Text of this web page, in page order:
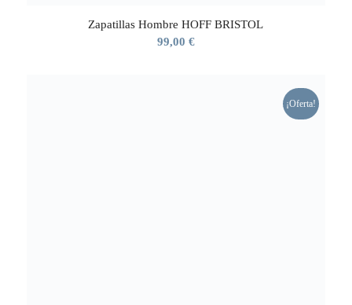
Zapatillas Hombre HOFF BRISTOL
99,00 €
¡Oferta!